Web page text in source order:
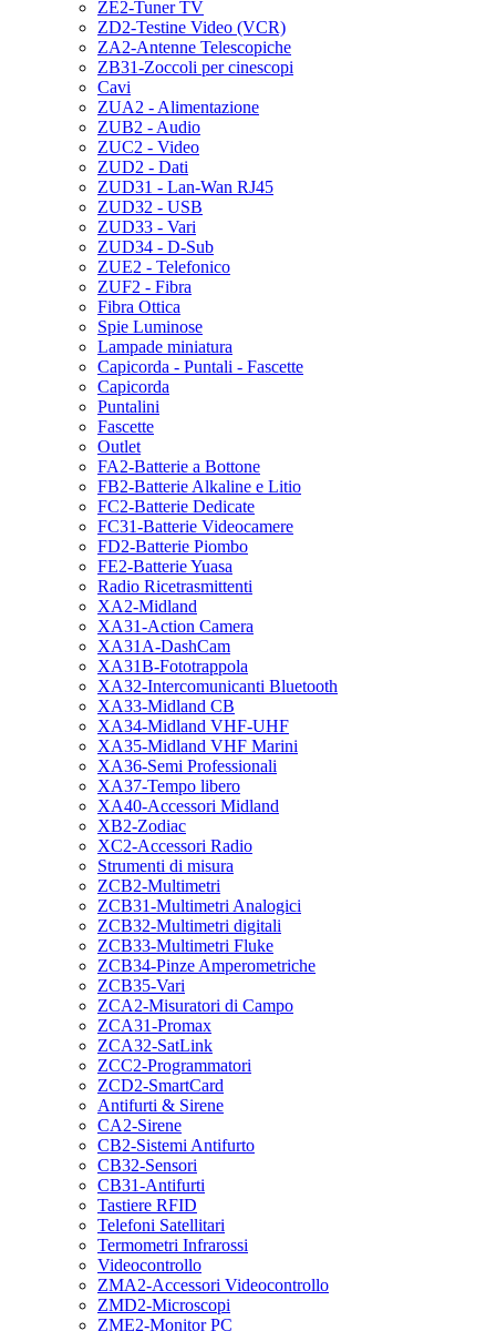
ZE2-Tuner TV
ZD2-Testine Video (VCR)
ZA2-Antenne Telescopiche
ZB31-Zoccoli per cinescopi
Cavi
ZUA2 - Alimentazione
ZUB2 - Audio
ZUC2 - Video
ZUD2 - Dati
ZUD31 - Lan-Wan RJ45
ZUD32 - USB
ZUD33 - Vari
ZUD34 - D-Sub
ZUE2 - Telefonico
ZUF2 - Fibra
Fibra Ottica
Spie Luminose
Lampade miniatura
Capicorda - Puntali - Fascette
Capicorda
Puntalini
Fascette
Outlet
FA2-Batterie a Bottone
FB2-Batterie Alkaline e Litio
FC2-Batterie Dedicate
FC31-Batterie Videocamere
FD2-Batterie Piombo
FE2-Batterie Yuasa
Radio Ricetrasmittenti
XA2-Midland
XA31-Action Camera
XA31A-DashCam
XA31B-Fototrappola
XA32-Intercomunicanti Bluetooth
XA33-Midland CB
XA34-Midland VHF-UHF
XA35-Midland VHF Marini
XA36-Semi Professionali
XA37-Tempo libero
XA40-Accessori Midland
XB2-Zodiac
XC2-Accessori Radio
Strumenti di misura
ZCB2-Multimetri
ZCB31-Multimetri Analogici
ZCB32-Multimetri digitali
ZCB33-Multimetri Fluke
ZCB34-Pinze Amperometriche
ZCB35-Vari
ZCA2-Misuratori di Campo
ZCA31-Promax
ZCA32-SatLink
ZCC2-Programmatori
ZCD2-SmartCard
Antifurti & Sirene
CA2-Sirene
CB2-Sistemi Antifurto
CB32-Sensori
CB31-Antifurti
Tastiere RFID
Telefoni Satellitari
Termometri Infrarossi
Videocontrollo
ZMA2-Accessori Videocontrollo
ZMD2-Microscopi
ZME2-Monitor PC